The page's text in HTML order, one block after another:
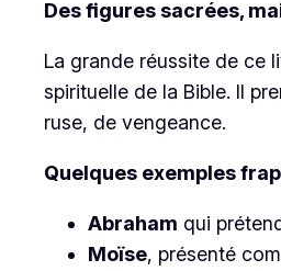
Des figures sacrées,
La grande réussite de ce
spirituelle de la Bible. Il
ruse, de vengeance.
Quelques exemples
Abraham qui
Moïse, présenté